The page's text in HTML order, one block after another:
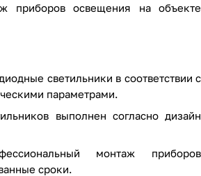
приборов освещения на объекте
светильники в соответствии с
параметрами.
выполнен согласно дизайн
монтаж приборов
сроки.